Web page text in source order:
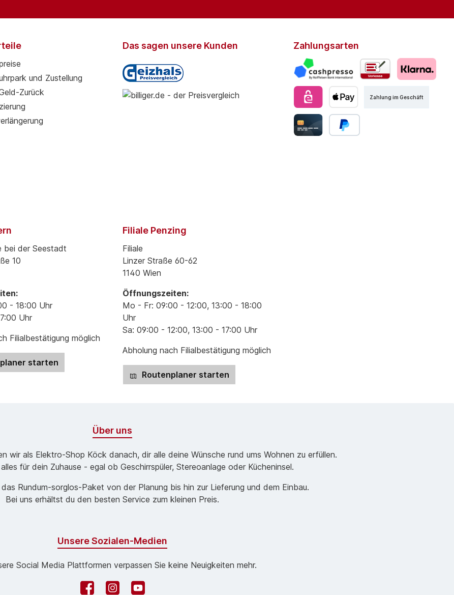
und Zustellung
Zurück
Das sagen unsere Kunden Zahlungsarten
Zahlung im Geschäft
bei der Seestadt
10
- 18:00 Uhr
Uhr
Filialbestätigung möglich
starten
Filiale Penzing
Filiale
Linzer Straße 60-62
1140 Wien
Öffnungszeiten:
Mo - Fr: 09:00 - 12:00, 13:00 - 18:00
Uhr
Sa: 09:00 - 12:00, 13:00 - 17:00 Uhr
Abholung nach Filialbestätigung möglich
Routenplaner starten
Über uns
wir als Elektro-Shop Köck danach, dir alle deine Wünsche rund ums Wohnen zu erfüllen.
für dein Zuhause - egal ob Geschirrspüler, Stereoanlage oder Kücheninsel.
Rund­um-sorg­los-Pa­ket von der Planung bis hin zur Lieferung und dem Einbau.
Bei uns erhältst du den besten Service zum kleinen Preis.
Unsere Sozialen-Medien
Social Media Plattformen verpassen Sie keine Neuigkeiten mehr.